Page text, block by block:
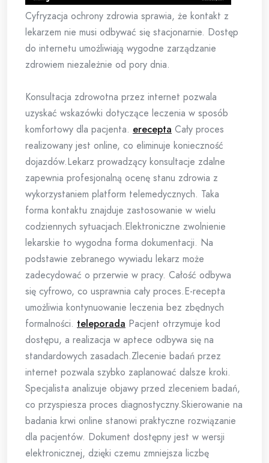
Cyfryzacja ochrony zdrowia sprawia, że kontakt z
lekarzem nie musi odbywać się stacjonarnie. Dostęp
do internetu umożliwiają wygodne zarządzanie
zdrowiem niezależnie od pory dnia.
Konsultacja zdrowotna przez internet pozwala
uzyskać wskazówki dotyczące leczenia w sposób
komfortowy dla pacjenta. erecepta Cały proces
realizowany jest online, co eliminuje konieczność
dojazdów.Lekarz prowadzący konsultacje zdalne
zapewnia profesjonalną ocenę stanu zdrowia z
wykorzystaniem platform telemedycznych. Taka
forma kontaktu znajduje zastosowanie w wielu
codziennych sytuacjach.Elektroniczne zwolnienie
lekarskie to wygodna forma dokumentacji. Na
podstawie zebranego wywiadu lekarz może
zadecydować o przerwie w pracy. Całość odbywa
się cyfrowo, co usprawnia cały proces.E-recepta
umożliwia kontynuowanie leczenia bez zbędnych
formalności. teleporada Pacjent otrzymuje kod
dostępu, a realizacja w aptece odbywa się na
standardowych zasadach.Zlecenie badań przez
internet pozwala szybko zaplanować dalsze kroki.
Specjalista analizuje objawy przed zleceniem badań,
co przyspiesza proces diagnostyczny.Skierowanie na
badania krwi online stanowi praktyczne rozwiązanie
dla pacjentów. Dokument dostępny jest w wersji
elektronicznej, dzięki czemu zmniejsza liczbę